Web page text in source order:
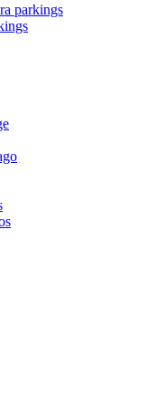
parkings